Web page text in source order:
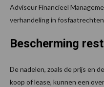
Adviseur Financieel
verhandeling in
Bescherming
De nadelen, zoals de prijs en
koop of lease, kunnen een